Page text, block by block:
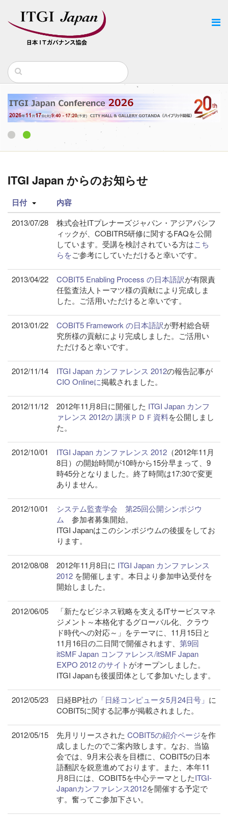
ITGI Japan からのお知らせ
日付 内容
2013/07/28
株式会社ITプレナーズジャパン・アジアパシフ
ィックが、COBITR5研修に関するFAQを公開
しています。受講を検討されている方はこち
らをご参考にしていただけると幸いです。
2013/04/22 COBIT5 Enabling Process の日本語訳が有限責
任監査法人トーマツ様の貢献により完成しま
した。ご活用いただけると幸いです。
2013/01/22 COBIT5 Framework の日本語訳が野村総合研
究所様の貢献により完成しました。ご活用い
ただけると幸いです。
2012/11/14 ITGI Japan カンファレンス 2012の報告記事が
CIO Onlineに掲載されました。
2012/11/12 2012年11月8日に開催した ITGI Japan カンフ
ァレンス 2012の 講演ＰＤＦ資料を公開しまし
た。
2012/10/01 ITGI Japan カンファレンス 2012 （2012年11月
8日）の開始時間が10時から15分早まって、9
時45分となりました。終了時間は17:30で変更
ありません。
2012/10/01
システム監査学会 第25回公開シンポジウ
ム 参加者募集開始。
ITGI Japanはこのシンポジウムの後援をしてお
ります。
2012/08/08 2012年11月8日に ITGI Japan カンファレンス
2012 を開催します。本日より参加申込受付を
開始しました。
2012/06/05
「新たなビジネス戦略を支えるITサービスマネ
ジメント～本格化するグローバル化、クラウ
ド時代への対応～」をテーマに、11月15日と
11月16日の二日間で開催されます、 第9回
itSMF Japan コンファレンス/itSMF Japan
EXPO 2012 のサイトがオープンしました。
ITGI Japanも後援団体として参加いたします。
2012/05/23 日経BP社の 「日経コンピュータ5月24日号」 に
COBIT5に関する記事が掲載されました。
2012/05/15 先月リリースされた COBIT5の紹介ページを作
成しましたのでご案内致します。なお、当協
会では、9月末公表を目標に、COBIT5の日本
語翻訳を鋭意進めております。また、本年11
月8日には、COBIT5を中心テーマとしたITGI-
Japanカンファレンス2012を開催する予定で
す。奮ってご参加下さい。